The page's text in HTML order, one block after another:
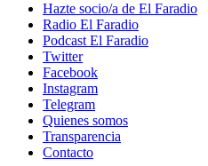
Hazte socio/a de El Faradio
Radio El Faradio
Podcast El Faradio
Twitter
Facebook
Instagram
Telegram
Quienes somos
Transparencia
Contacto